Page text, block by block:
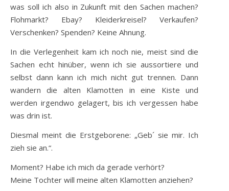
was soll ich also in Zukunft mit den Sachen machen?
Flohmarkt? Ebay? Kleiderkreisel? Verkaufen?
Verschenken? Spenden? Keine Ahnung.
In die Verlegenheit kam ich noch nie, meist sind die
Sachen echt hinüber, wenn ich sie aussortiere und
selbst dann kann ich mich nicht gut trennen. Dann
wandern die alten Klamotten in eine Kiste und
werden irgendwo gelagert, bis ich vergessen habe
was drin ist.
Diesmal meint die Erstgeborene: „Geb´ sie mir. Ich
zieh sie an.“.
Moment? Habe ich mich da gerade verhört?
Meine Tochter will meine alten Klamotten anziehen?